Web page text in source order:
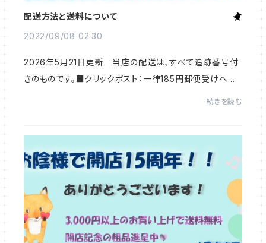
配送方法と送料について
2022/09/08 02:30
2026年5月21日更新 当店の配送は、すべて追跡番号付
きのものです。■クリックポスト：一律185円郵便受けへの
続きを読む